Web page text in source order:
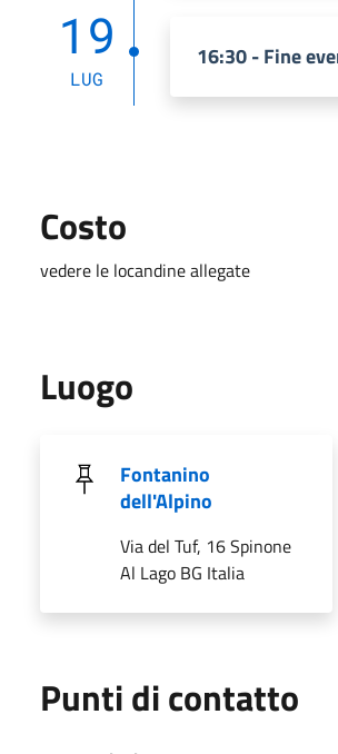
19
LUG
16:30 - Fine
Costo
vedere le locandine allegate
Luogo
Fontanino
dell'Alpino
Via del Tuf, 16 Spinone
Al Lago BG Italia
Punti di contatto